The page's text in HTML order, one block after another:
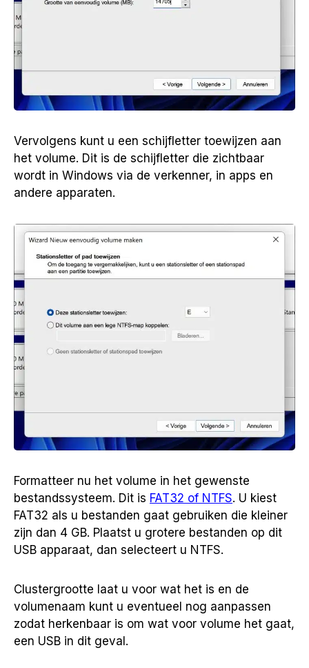
Vervolgens kunt u een schijfletter toewijzen aan
het volume. Dit is de schijfletter die zichtbaar
wordt in Windows via de verkenner, in apps en
andere apparaten.
Formatteer nu het volume in het gewenste
bestandssysteem. Dit is FAT32 of NTFS. U kiest
FAT32 als u bestanden gaat gebruiken die kleiner
zijn dan 4 GB. Plaatst u grotere bestanden op dit
USB apparaat, dan selecteert u NTFS.
Clustergrootte laat u voor wat het is en de
volumenaam kunt u eventueel nog aanpassen
zodat herkenbaar is om wat voor volume het gaat,
een USB in dit geval.